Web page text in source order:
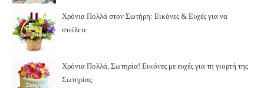
Χρόνια Πολλά στον Σωτήρη: Εικόνες & Ευχές για να
στείλετε
Χρόνια Πολλά, Σωτηρία! Εικόνες με ευχές για τη γιορτή της
Σωτηρίας